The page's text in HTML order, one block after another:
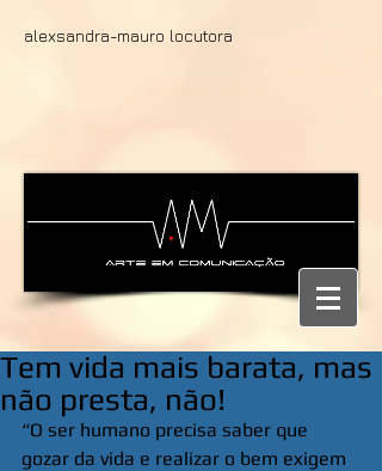
alexsandra-mauro locutora
Tem vida mais barata, mas
não presta, não!
“O ser humano precisa saber que
gozar da vida e realizar o bem exigem